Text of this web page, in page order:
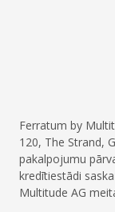
Ferratum by
120, The Strand,
pakalpojumu
kredītiestādi
Multitude AG